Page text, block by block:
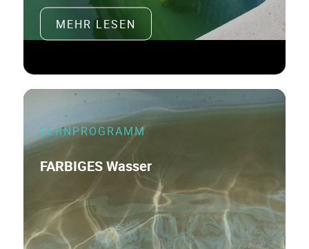
MEHR LESEN
LERNPROGRAMM
FARBIGES Wasser